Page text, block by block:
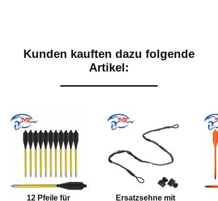
Kunden kauften dazu folgende
Artikel:
12 Pfeile für
Ersatzsehne mit